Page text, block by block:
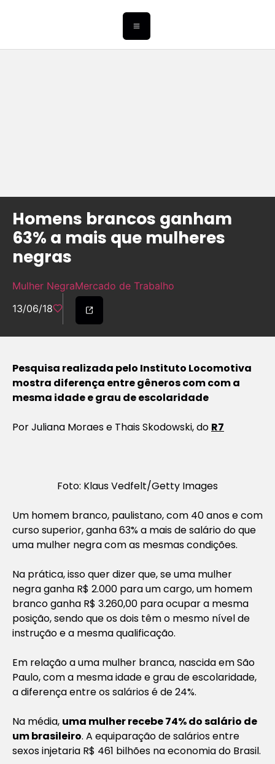
Homens brancos ganham
63% a mais que mulheres
negras
Mulher NegraMercado de Trabalho
13/06/18
Pesquisa realizada pelo Instituto Locomotiva
mostra diferença entre gêneros com com a
mesma idade e grau de escolaridade
Por Juliana Moraes e Thais Skodowski, do R7
Foto: Klaus Vedfelt/Getty Images
Um homem branco, paulistano, com 40 anos e com
curso superior, ganha 63% a mais de salário do que
uma mulher negra com as mesmas condições.
Na prática, isso quer dizer que, se uma mulher
negra ganha R$ 2.000 para um cargo, um homem
branco ganha R$ 3.260,00 para ocupar a mesma
posição, sendo que os dois têm o mesmo nível de
instrução e a mesma qualificação.
Em relação a uma mulher branca, nascida em São
Paulo, com a mesma idade e grau de escolaridade,
a diferença entre os salários é de 24%.
Na média, uma mulher recebe 74% do salário de
um brasileiro. A equiparação de salários entre
sexos injetaria R$ 461 bilhões na economia do Brasil.